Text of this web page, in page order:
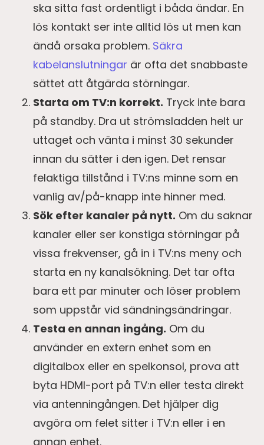
ska sitta fast ordentligt i båda ändar. En
lös kontakt ser inte alltid lös ut men kan
ändå orsaka problem. Säkra
kabelanslutningar är ofta det snabbaste
sättet att åtgärda störningar.
Starta om TV:n korrekt. Tryck inte bara
på standby. Dra ut strömsladden helt ur
uttaget och vänta i minst 30 sekunder
innan du sätter i den igen. Det rensar
felaktiga tillstånd i TV:ns minne som en
vanlig av/på-knapp inte hinner med.
Sök efter kanaler på nytt. Om du saknar
kanaler eller ser konstiga störningar på
vissa frekvenser, gå in i TV:ns meny och
starta en ny kanalsökning. Det tar ofta
bara ett par minuter och löser problem
som uppstår vid sändningsändringar.
Testa en annan ingång. Om du
använder en extern enhet som en
digitalbox eller en spelkonsol, prova att
byta HDMI-port på TV:n eller testa direkt
via antenningången. Det hjälper dig
avgöra om felet sitter i TV:n eller i en
annan enhet.